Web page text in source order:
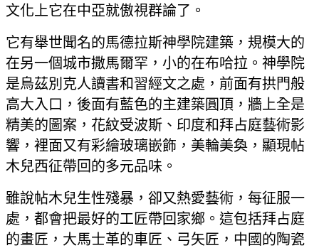
文化上它在中亞就傲視群論了。
它有舉世聞名的馬德拉斯神學院建築，規模大的
在另一個城市撒馬爾罕，小的在布哈拉。神學院
是烏茲別克人讀書和習經文之處，前面有拱門般
高大入口，後面有藍色的主建築圓頂，牆上全是
精美的圖案，花紋受波斯、印度和拜占庭藝術影
響，裡面又有彩繪玻璃嵌飾，美輪美奐，顯現帖
木兒西征帶回的多元品味。
雖說帖木兒生性殘暴，卻又熱愛藝術，每征服一
處，都會把最好的工匠帶回家鄉。這包括拜占庭
的畫匠，大馬士革的車匠、弓矢匠，中國的陶瓷